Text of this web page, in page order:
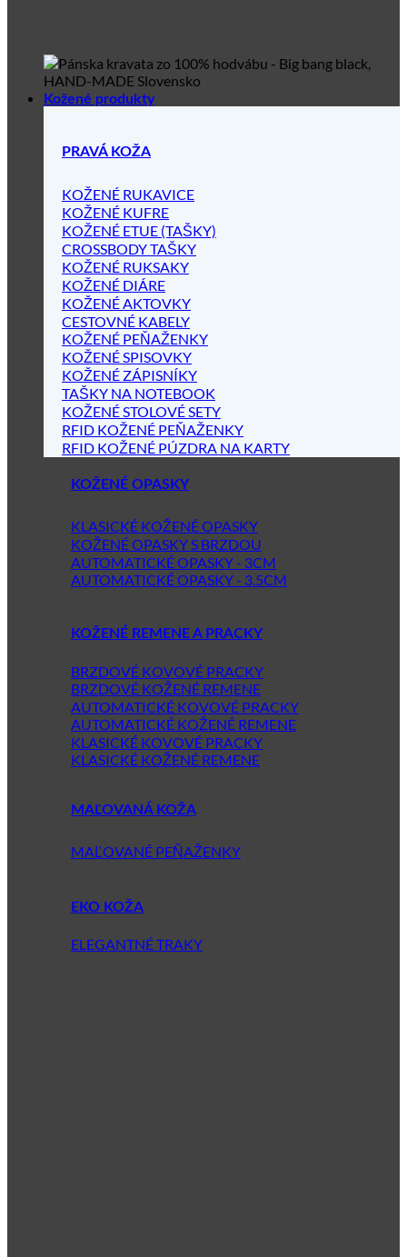
Kožené produkty
PRAVÁ KOŽA
KOŽENÉ RUKAVICE
KOŽENÉ KUFRE
KOŽENÉ ETUE (TAŠKY)
CROSSBODY TAŠKY
KOŽENÉ RUKSAKY
KOŽENÉ DIÁRE
KOŽENÉ AKTOVKY
CESTOVNÉ KABELY
KOŽENÉ PEŇAŽENKY
KOŽENÉ SPISOVKY
KOŽENÉ ZÁPISNÍKY
TAŠKY NA NOTEBOOK
KOŽENÉ STOLOVÉ SETY
RFID KOŽENÉ PEŇAŽENKY
RFID KOŽENÉ PÚZDRA NA KARTY
KOŽENÉ OPASKY
KLASICKÉ KOŽENÉ OPASKY
KOŽENÉ OPASKY S BRZDOU
AUTOMATICKÉ OPASKY - 3CM
AUTOMATICKÉ OPASKY - 3.5CM
KOŽENÉ REMENE A PRACKY
BRZDOVÉ KOVOVÉ PRACKY
BRZDOVÉ KOŽENÉ REMENE
AUTOMATICKÉ KOVOVÉ PRACKY
AUTOMATICKÉ KOŽENÉ REMENE
KLASICKÉ KOVOVÉ PRACKY
KLASICKÉ KOŽENÉ REMENE
MAĽOVANÁ KOŽA
MAĽOVANÉ PEŇAŽENKY
EKO KOŽA
ELEGANTNÉ TRAKY